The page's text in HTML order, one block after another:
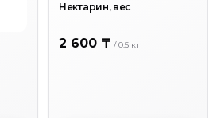
Нектарин, вес
2 600 〒 /0.5 кг